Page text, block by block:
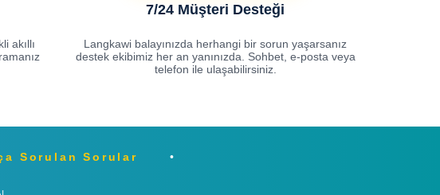
akıllı
7/24 Müşteri Desteği
Langkawi balayınızda herhangi bir sorun yaşarsanız
destek ekibimiz her an yanınızda. Sohbet, e-posta veya
telefon ile ulaşabilirsiniz.
Sorulan Sorular